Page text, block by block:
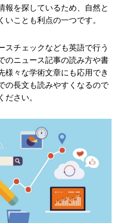
報を探しているため、自然と
ことも利点の一つです。
スチェックなども英語で行う
のニュース記事の読み方や書
様々な学術文章にも応用でき
の長文も読みやすくなるので
ださい。